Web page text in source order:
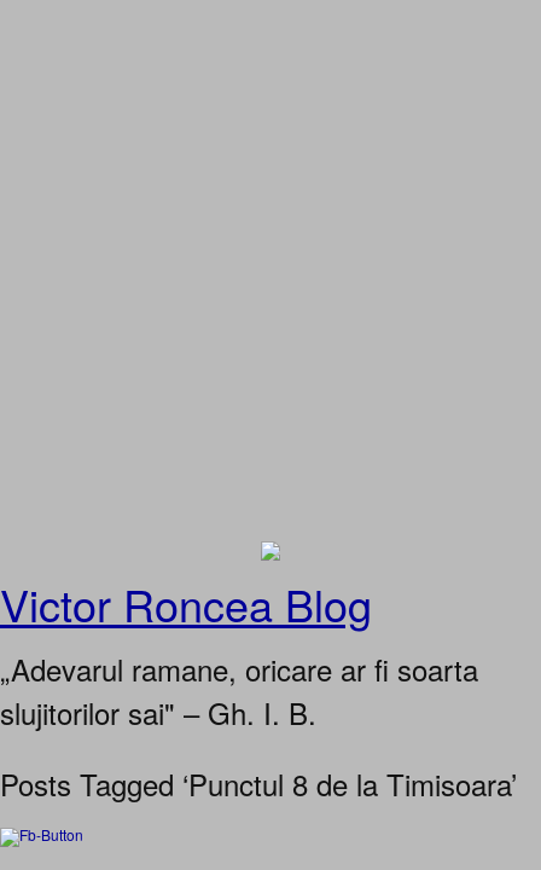
Victor Roncea Blog
„Adevarul ramane, oricare ar fi soarta
slujitorilor sai" – Gh. I. B.
Posts Tagged ‘Punctul 8 de la Timisoara’